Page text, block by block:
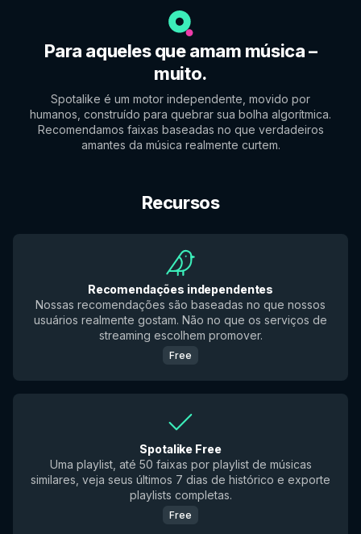
Para aqueles que amam música –
muito.
Spotalike é um motor independente, movido por
humanos, construído para quebrar sua bolha algorítmica.
Recomendamos faixas baseadas no que verdadeiros
amantes da música realmente curtem.
Recursos
Recomendações independentes
Nossas recomendações são baseadas no que nossos
usuários realmente gostam. Não no que os serviços de
streaming escolhem promover.
Free
Spotalike Free
Uma playlist, até 50 faixas por playlist de músicas
similares, veja seus últimos 7 dias de histórico e exporte
playlists completas.
Free